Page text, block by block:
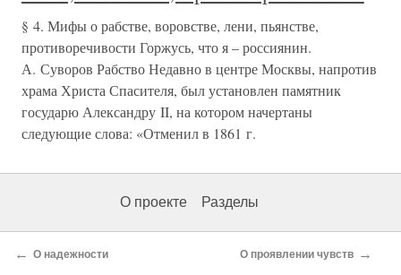
§ 4. Мифы о рабстве, воровстве, лени, пьянстве,
противоречивости Горжусь, что я – россиянин.
А. Суворов Рабство Недавно в центре Москвы, напротив
храма Христа Спасителя, был установлен памятник
государю Александру II, на котором начертаны
следующие слова: «Отменил в 1861 г.
О проекте Разделы
← О надежности О проявлении чувств →